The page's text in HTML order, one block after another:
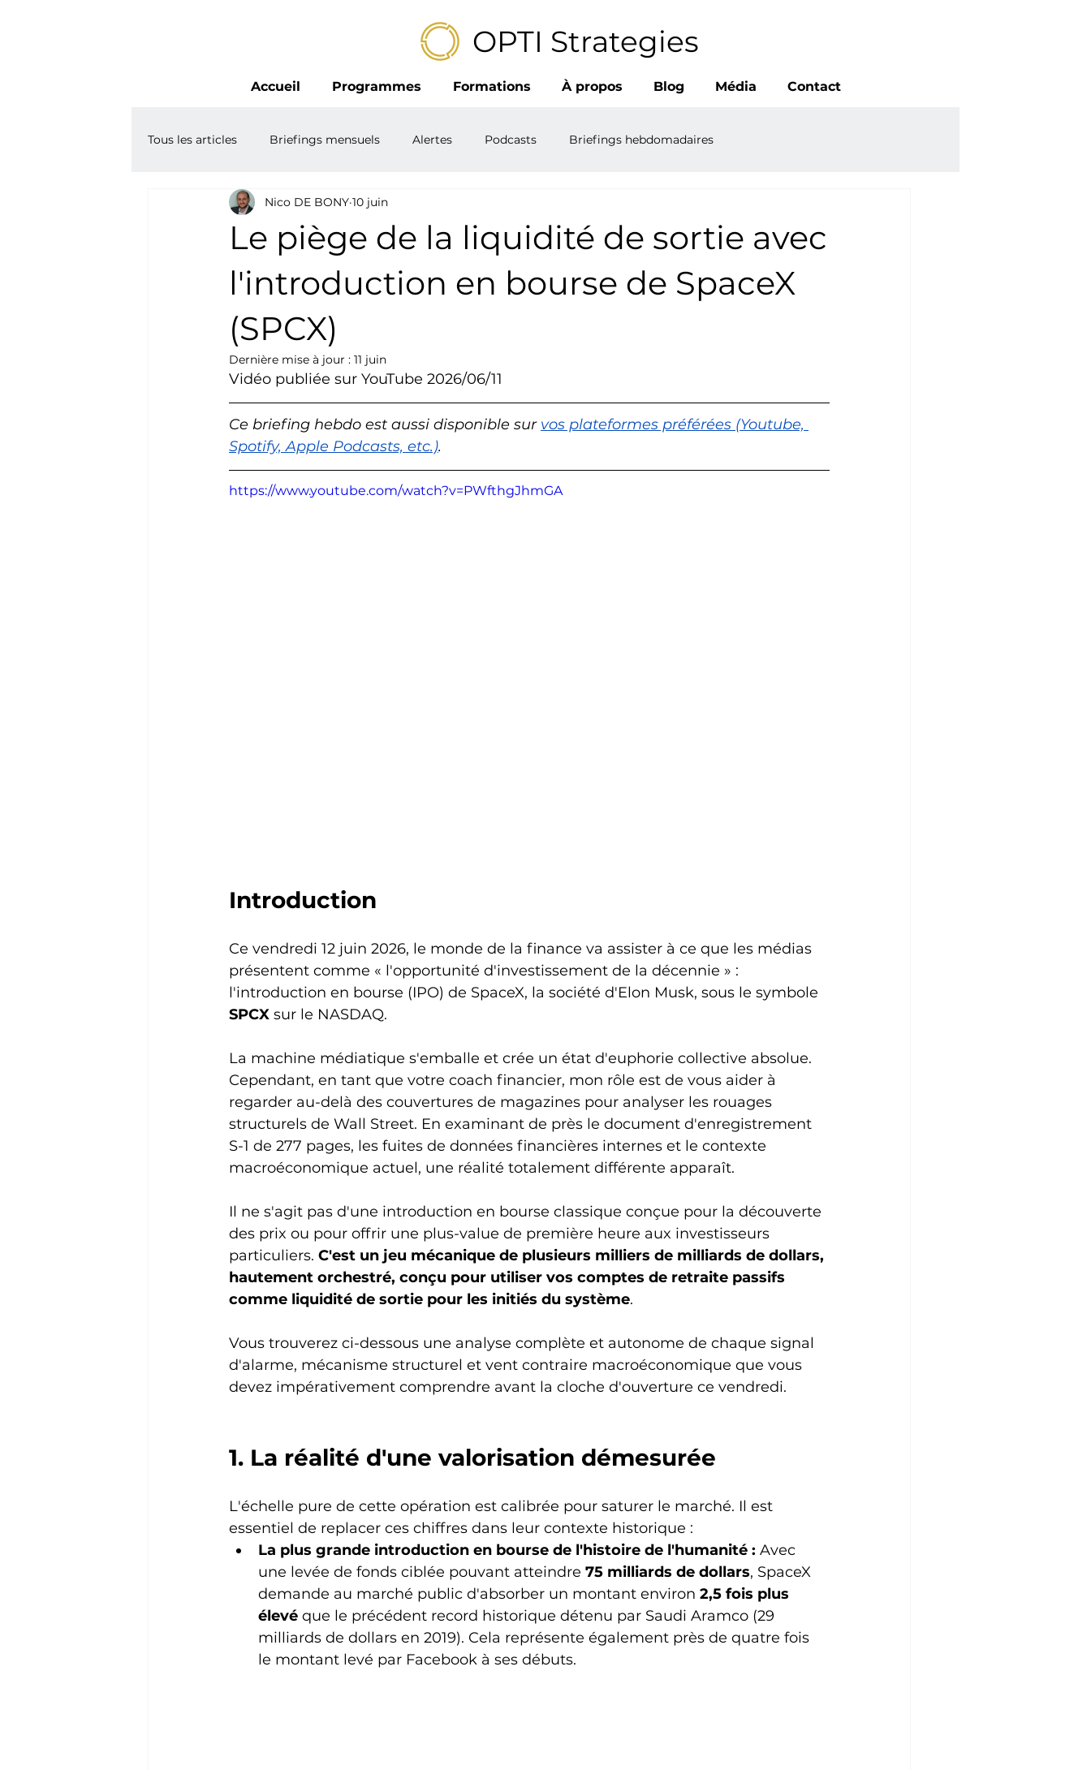
OPTI Strategies
Accueil Programmes Formations À propos Blog Média Contact
Tous les articles Briefings mensuels Alertes Podcasts Briefings hebdomadaires
Le piège de la liquidité de sortie avec
l'introduction en bourse de SpaceX
(SPCX)
Nico DE BONY 10 juin
Dernière mise à jour : 11 juin
Vidéo publiée sur YouTube 2026/06/11
Ce briefing hebdo est aussi disponible sur vos plateformes préférées (Youtube,
Spotify, Apple Podcasts, etc.).
https://www.youtube.com/watch?v=PWfthgJhmGA
Introduction
Ce vendredi 12 juin 2026, le monde de la finance va assister à ce que les médias
présentent comme « l'opportunité d'investissement de la décennie » :
l'introduction en bourse (IPO) de SpaceX, la société d'Elon Musk, sous le symbole
SPCX sur le NASDAQ.
La machine médiatique s'emballe et crée un état d'euphorie collective absolue.
Cependant, en tant que votre coach financier, mon rôle est de vous aider à
regarder au-delà des couvertures de magazines pour analyser les rouages
structurels de Wall Street. En examinant de près le document d'enregistrement
S-1 de 277 pages, les fuites de données financières internes et le contexte
macroéconomique actuel, une réalité totalement différente apparaît.
Il ne s'agit pas d'une introduction en bourse classique conçue pour la découverte
des prix ou pour offrir une plus-value de première heure aux investisseurs
particuliers. C'est un jeu mécanique de plusieurs milliers de milliards de dollars,
hautement orchestré, conçu pour utiliser vos comptes de retraite passifs
comme liquidité de sortie pour les initiés du système.
Vous trouverez ci-dessous une analyse complète et autonome de chaque signal
d'alarme, mécanisme structurel et vent contraire macroéconomique que vous
devez impérativement comprendre avant la cloche d'ouverture ce vendredi.
1. La réalité d'une valorisation démesurée
L'échelle pure de cette opération est calibrée pour saturer le marché. Il est
essentiel de replacer ces chiffres dans leur contexte historique :
La plus grande introduction en bourse de l'histoire de l'humanité : Avec
une levée de fonds ciblée pouvant atteindre 75 milliards de dollars, SpaceX
demande au marché public d'absorber un montant environ 2,5 fois plus
élevé que le précédent record historique détenu par Saudi Aramco (29
milliards de dollars en 2019). Cela représente également près de quatre fois
le montant levé par Facebook à ses débuts.